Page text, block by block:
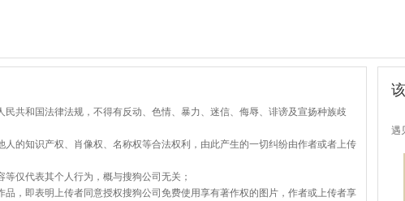
共和国法律法规，不得有反动、色情、暴力、迷信、侮辱、诽谤及宣扬种族歧
的知识产权、肖像权、名称权等合法权利，由此产生的一切纠纷由作者或者上传
仅代表其个人行为，概与搜狗公司无关；
，即表明上传者同意授权搜狗公司免费使用享有著作权的图片，作者或上传者享
遇